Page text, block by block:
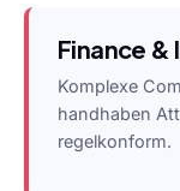
Finance &
Komplexe
handhaben
regelkonform.